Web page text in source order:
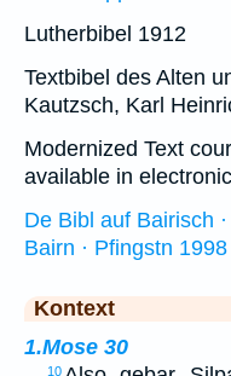
Lutherbibel 1912
Textbibel des Alten
Kautzsch, Karl
Modernized Text
available in
De Bibl auf Bairisch
Bairn · Pfingstn
Kontext
1.Mose 30
10